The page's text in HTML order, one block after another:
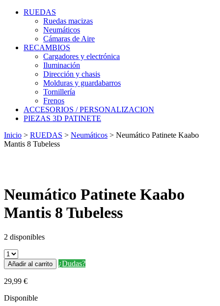
RUEDAS
Ruedas macizas
Neumáticos
Cámaras de Aire
RECAMBIOS
Cargadores y electrónica
Iluminación
Dirección y chasis
Molduras y guardabarros
Tornillería
Frenos
ACCESORIOS / PERSONALIZACION
PIEZAS 3D PATINETE
Inicio > RUEDAS > Neumáticos > Neumático Patinete Kaabo
Mantis 8 Tubeless
Neumático Patinete Kaabo
Mantis 8 Tubeless
2 disponibles
Añadir al carrito ¿Dudas?
29,99 €
Disponible